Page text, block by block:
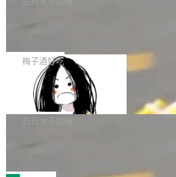
提交的编辑请求也长期处于待处理状态。
pedia 于去年底上线，定位为由人工智能生
容的百科平台，被马斯克视为传统众包百科
维基百科的替代方案。Lawfare 调查发现，
热门页面还是低关注度页面，均未出现近期
是这样的：配 MessageSource 的 Bean、
声明 LocaleResolver、注册
erceptor…五六步之后才能看到第一行翻译
本。 Solon 换了个方式。整个 i18n 模块围
梅子酒好吃
Apache Doris 4.1 全面增强 Iceberg：
支持 UPDATE、MERGE INTO 与 Iceb
erg V3
Apache Doris 4.1 要补齐的，正是缺失的
半。在已有查询能力的基础上，Doris 进一步
白开水不加糖